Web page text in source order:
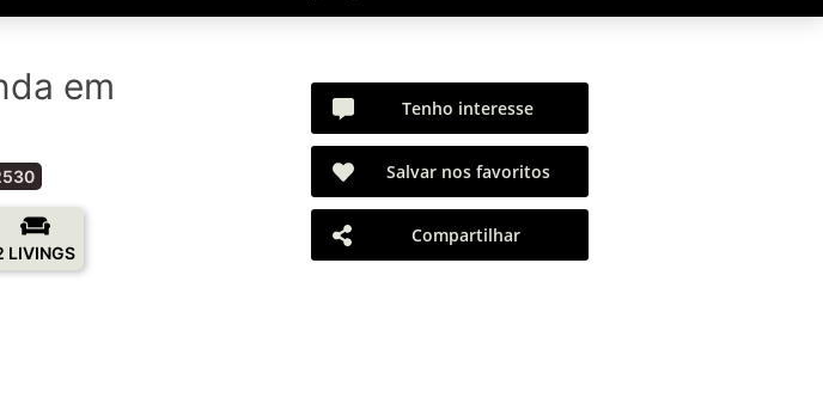
em
LIVINGS
Tenho interesse
Salvar nos favoritos
Compartilhar